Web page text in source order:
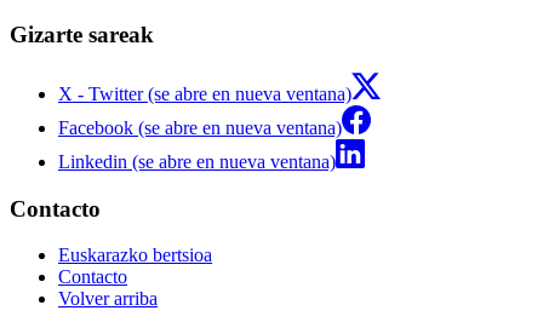
Gizarte sareak
X - Twitter (se abre en nueva ventana)
Facebook (se abre en nueva ventana)
Linkedin (se abre en nueva ventana)
Contacto
Euskarazko bertsioa
Contacto
Volver arriba